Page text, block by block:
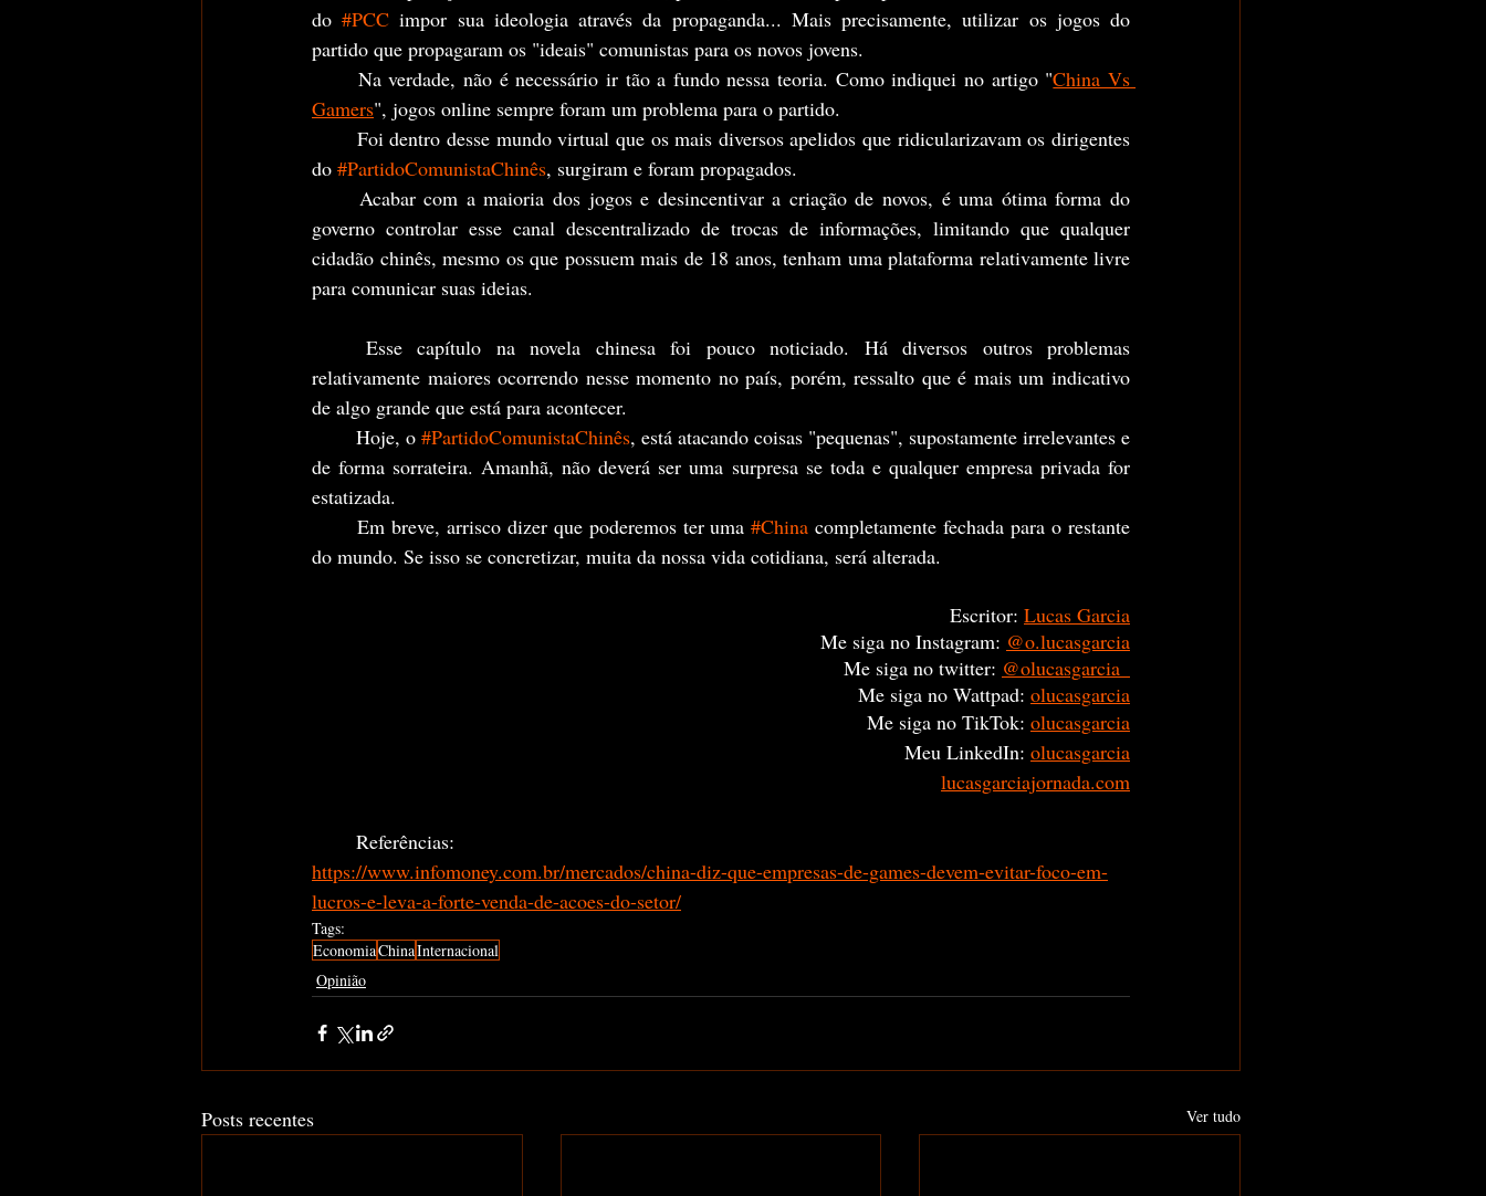
do #PCC impor sua ideologia através da propaganda... Mais precisamente, utilizar os jogos do
partido que propagaram os "ideais" comunistas para os novos jovens.
	Na verdade, não é necessário ir tão a fundo nessa teoria. Como indiquei no artigo "
China Vs
Gamers", jogos online sempre foram um problema para o partido.
do #PartidoComunistaChinês, surgiram e foram propagados.
governo controlar esse canal descentralizado de trocas de informações, limitando que qualquer
cidadão chinês, mesmo os que possuem mais de 18 anos, tenham uma plataforma relativamente livre
para comunicar suas ideias.
relativamente maiores ocorrendo nesse momento no país, porém, ressalto que é mais um indicativo
de algo grande que está para acontecer.
	Hoje, o
#PartidoComunistaChinês, está atacando coisas "pequenas", supostamente irrelevantes e
de forma sorrateira. Amanhã, não deverá ser uma surpresa se toda e qualquer empresa privada for
estatizada.
	Em breve, arrisco dizer que poderemos ter uma
#China completamente fechada para o restante
do mundo. Se isso se concretizar, muita da nossa vida cotidiana, será alterada.
Escritor: Lucas Garcia
Me siga no Instagram: @o.lucasgarcia
Me siga no twitter: @olucasgarcia_
Me siga no Wattpad: olucasgarcia
Me siga no TikTok: olucasgarcia
Meu LinkedIn: olucasgarcia
lucasgarciajornada.com
	Referências:
https://www.infomoney.com.br/mercados/china-diz-que-empresas-de-games-devem-evitar-foco-em-
lucros-e-leva-a-forte-venda-de-acoes-do-setor/
Tags:
EconomiaChinaInternacional
Opinião
Posts recentes Ver tudo